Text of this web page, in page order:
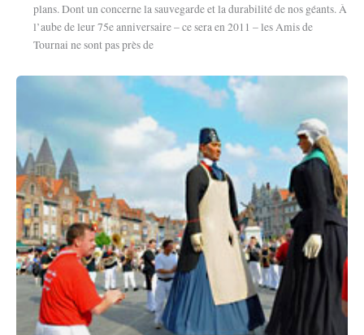
plans. Dont un concerne la sauvegarde et la durabilité de nos géants. À
l’aube de leur 75e anniversaire – ce sera en 2011 – les Amis de
Tournai ne sont pas près de